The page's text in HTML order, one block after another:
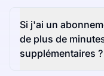
Si j'ai un
de plus de
supplémentaires ?